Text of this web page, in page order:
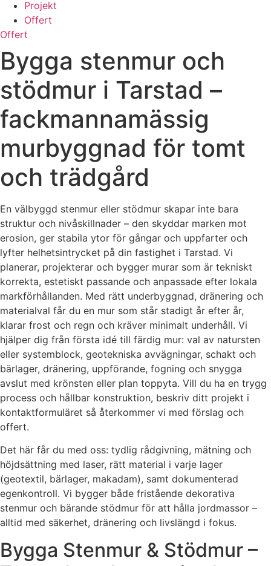
Projekt
Offert
Offert
Bygga stenmur och
stödmur i Tarstad –
fackmannamässig
murbyggnad för tomt
och trädgård
En välbyggd stenmur eller stödmur skapar inte bara
struktur och nivåskillnader – den skyddar marken mot
erosion, ger stabila ytor för gångar och uppfarter och
lyfter helhetsintrycket på din fastighet i Tarstad. Vi
planerar, projekterar och bygger murar som är tekniskt
korrekta, estetiskt passande och anpassade efter lokala
markförhållanden. Med rätt underbyggnad, dränering och
materialval får du en mur som står stadigt år efter år,
klarar frost och regn och kräver minimalt underhåll. Vi
hjälper dig från första idé till färdig mur: val av natursten
eller systemblock, geotekniska avvägningar, schakt och
bärlager, dränering, uppförande, fogning och snygga
avslut med krönsten eller plan toppyta. Vill du ha en trygg
process och hållbar konstruktion, beskriv ditt projekt i
kontaktformuläret så återkommer vi med förslag och
offert.
Det här får du med oss: tydlig rådgivning, mätning och
höjdsättning med laser, rätt material i varje lager
(geotextil, bärlager, makadam), samt dokumenterad
egenkontroll. Vi bygger både fristående dekorativa
stenmur och bärande stödmur för att hålla jordmassor –
alltid med säkerhet, dränering och livslängd i fokus.
Bygga Stenmur & Stödmur –